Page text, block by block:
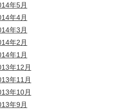
年5月
年4月
年3月
年2月
年1月
年12月
年11月
年10月
年9月